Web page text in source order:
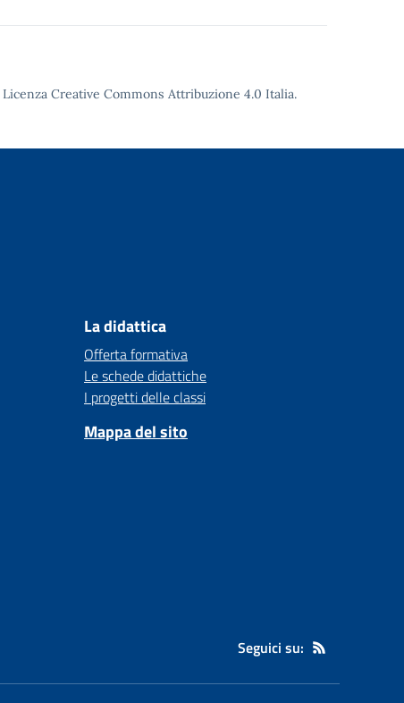
Licenza Creative Commons Attribuzione 4.0 Italia.
La didattica
Offerta formativa
Le schede didattiche
I progetti delle classi
Mappa del sito
Seguici su: